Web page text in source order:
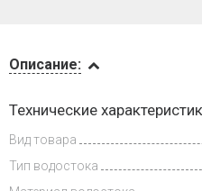
и оплата
Описание:
Технические
Вид товара
Тип водостока